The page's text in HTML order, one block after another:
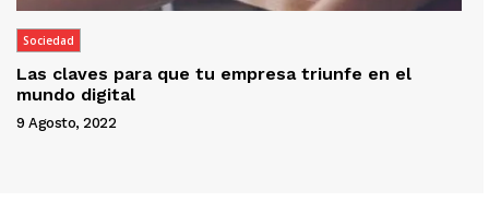
Sociedad
Las claves para que tu empresa triunfe en el
mundo digital
9 Agosto, 2022